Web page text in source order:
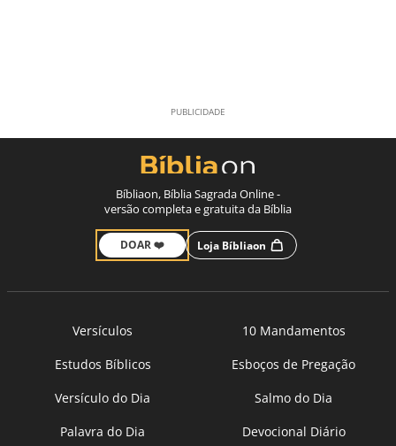
Bíbliaon, Bíblia Sagrada Online -
versão completa e gratuita da Bíblia
DOAR ❤️ Loja Bíbliaon
Versículos
10 Mandamentos
Estudos Bíblicos
Esboços de Pregação
Versículo do Dia
Salmo do Dia
Palavra do Dia
Devocional Diário